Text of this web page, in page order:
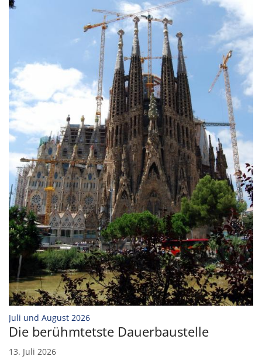
Juli und August 2026:
Die berühmtetste Dauerbaustelle
13. Juli 2026